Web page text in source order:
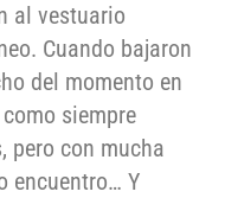
al vestuario
Cuando bajaron
del momento en
siempre
pero con mucha
encuentro… Y